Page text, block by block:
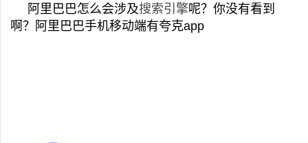
阿里巴巴怎么会涉及搜索引擎呢？你没有看到
啊？阿里巴巴手机移动端有夸克app